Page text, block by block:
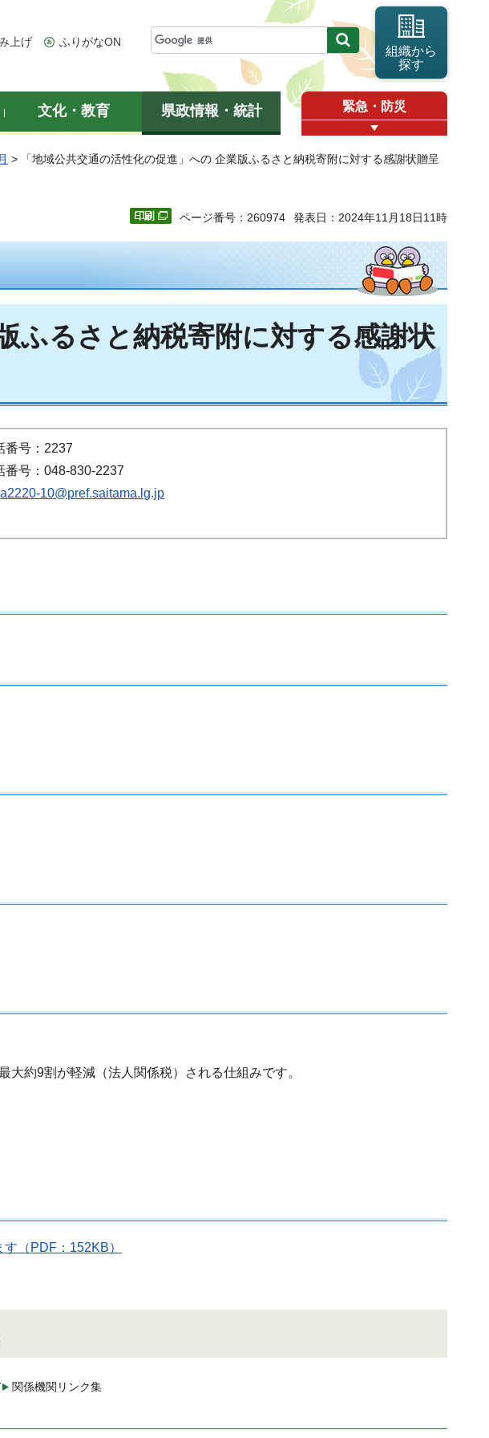
上げ ふりがなON
組織から
探す
文化・教育 県政情報・統計 緊急・防災
> 「地域公共交通の活性化の促進」への 企業版ふるさと納税寄附に対する感謝状贈呈
ページ番号：260974 発表日：2024年11月18日11時
ふるさと納税寄附に対する感謝状
番号：2237
番号：048-830-2237
a2220-10@pref.saitama.lg.jp
約9割が軽減（法人関係税）される仕組みです。
（PDF：152KB）
関係機関リンク集